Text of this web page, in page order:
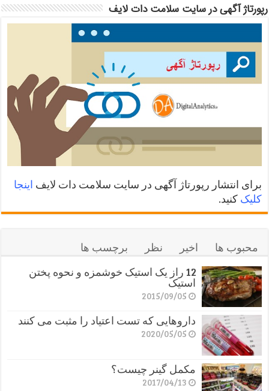
رپورتاژ آگهی در سایت سلامت دات لایف
برای انتشار رپورتاژ آگهی در سایت سلامت دات لایف اینجا
کلیک کنید.
محبوب ها اخیر نظر
برچسب ها
12 راز یک استیک خوشمزه و نحوه پختن
استیک
2015/09/05
داروهایی که تست اعتیاد را مثبت می کنند
2020/05/05
مکمل گینر چیست؟
2017/04/13